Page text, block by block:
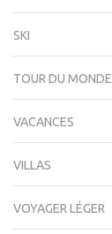
SKI
TOUR DU MONDE
VACANCES
VILLAS
VOYAGER LÉGER